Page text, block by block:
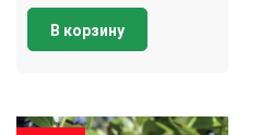
В корзину